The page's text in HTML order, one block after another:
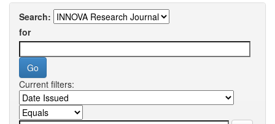
Search:
for
Current filters: